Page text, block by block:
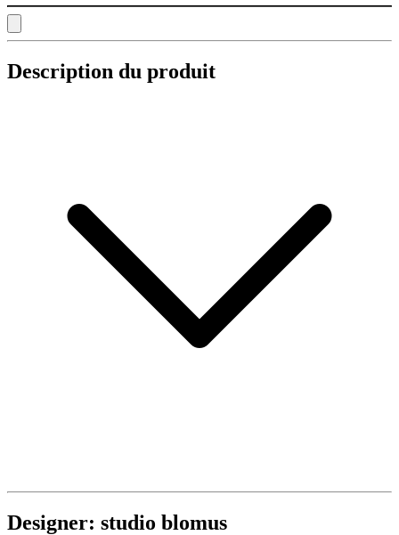
Description du produit
Designer: studio blomus